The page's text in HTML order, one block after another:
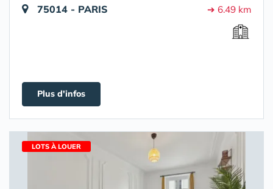
75014 - PARIS ➔ 6.49 km
Plus d'infos
LOTS À LOUER